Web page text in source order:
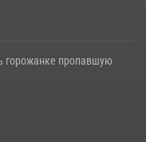
горожанке пропавшую